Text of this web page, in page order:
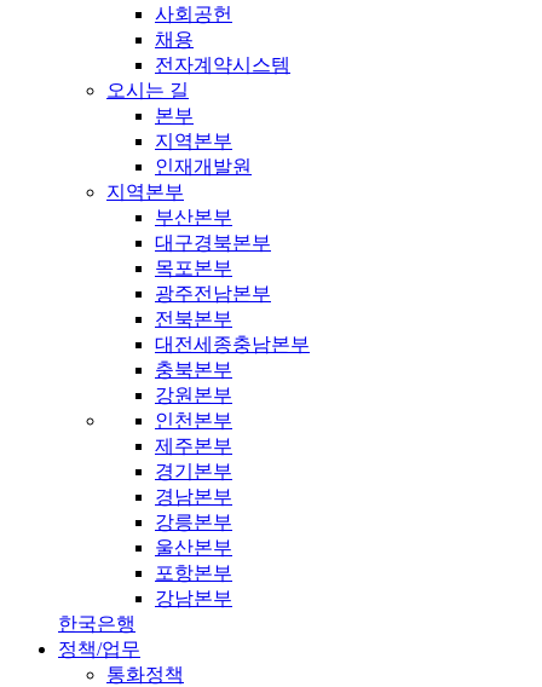
사회공헌
채용
전자계약시스템
오시는 길
본부
지역본부
인재개발원
지역본부
부산본부
대구경북본부
목포본부
광주전남본부
전북본부
대전세종충남본부
충북본부
강원본부
인천본부
제주본부
경기본부
경남본부
강릉본부
울산본부
포항본부
강남본부
한국은행
정책/업무
통화정책